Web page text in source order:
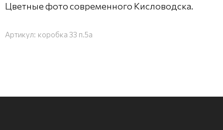
Цветные фото современного Кисловодска.
Артикул: коробка 33 п.5а